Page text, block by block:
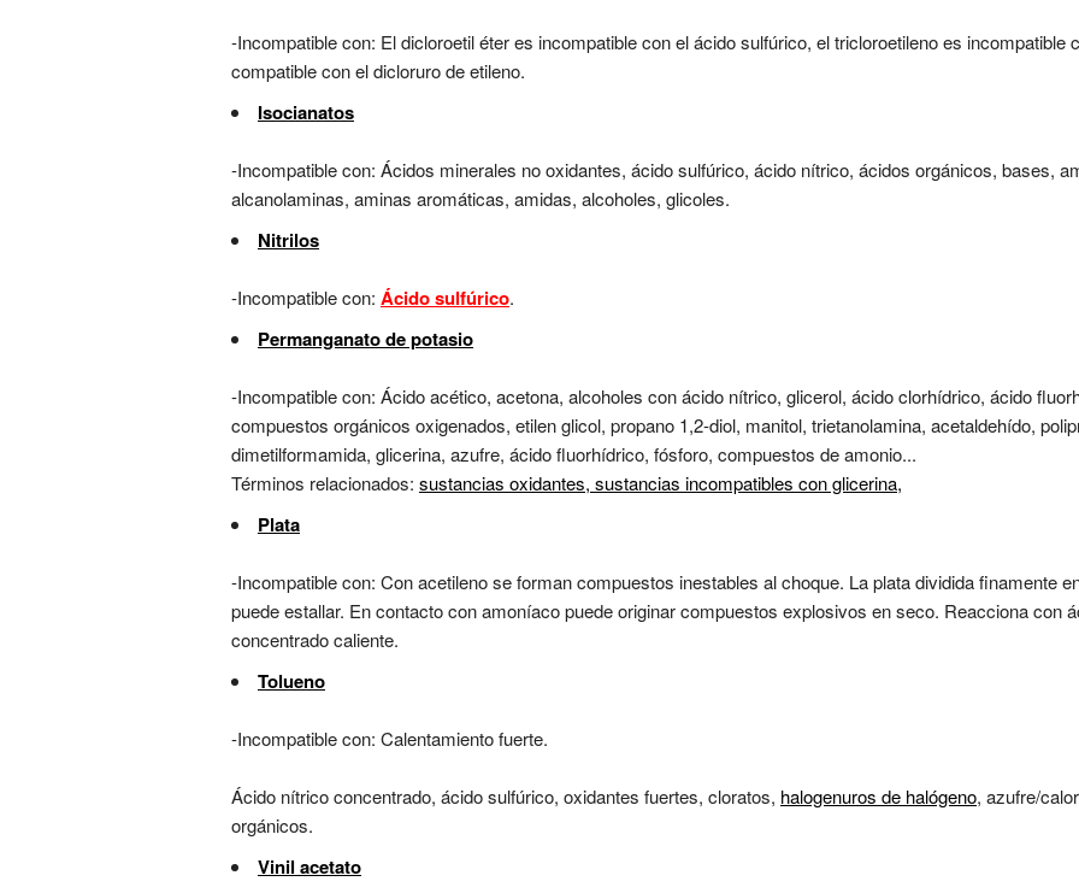
-Incompatible con: El dicloroetil éter es incompatible con el ácido sulfúrico, el tricloroetileno es incompatible
compatible con el dicloruro de etileno.
Isocianatos
-Incompatible con: Ácidos minerales no oxidantes, ácido sulfúrico, ácido nítrico, ácidos orgánicos, bases,
alcanolaminas, aminas aromáticas, amidas, alcoholes, glicoles.
Nitrilos
-Incompatible con: Ácido sulfúrico.
Permanganato de potasio
-Incompatible con: Ácido acético, acetona, alcoholes con ácido nítrico, glicerol, ácido clorhídrico, ácido
compuestos orgánicos oxigenados, etilen glicol, propano 1,2-diol, manitol, trietanolamina, acetaldehído,
dimetilformamida, glicerina, azufre, ácido fluorhídrico, fósforo, compuestos de amonio...
Términos relacionados: sustancias oxidantes, sustancias incompatibles con glicerina,
Plata
-Incompatible con: Con acetileno se forman compuestos inestables al choque. La plata dividida finamente
puede estallar. En contacto con amoníaco puede originar compuestos explosivos en seco. Reacciona con
concentrado caliente.
Tolueno
-Incompatible con: Calentamiento fuerte.
Ácido nítrico concentrado, ácido sulfúrico, oxidantes fuertes, cloratos, halogenuros de halógeno, azufre/
orgánicos.
Vinil acetato